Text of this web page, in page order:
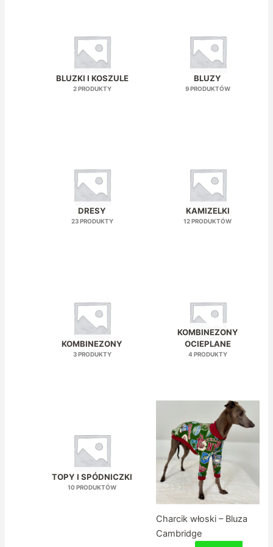
BLUZKI I KOSZULE
2 PRODUKTY
BLUZY
9 PRODUKTÓW
DRESY
23 PRODUKTY
KAMIZELKI
12 PRODUKTÓW
KOMBINEZONY
3 PRODUKTY
KOMBINEZONY
OCIEPLANE
4 PRODUKTY
TOPY I SPÓDNICZKI
10 PRODUKTÓW
Charcik włoski – Bluza
Cambridge